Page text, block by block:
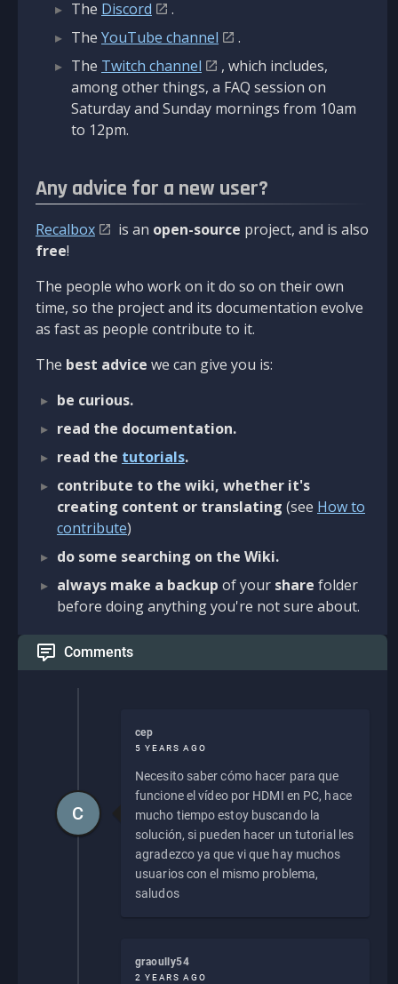
The Discord
.
The YouTube channel
.
The Twitch channel
, which includes,
among other things, a FAQ session on
Saturday and Sunday mornings from 10am
to 12pm.
Any advice for a new user?
Recalbox is an open-source project, and is also
free!
The people who work on it do so on their own
time, so the project and its documentation evolve
as fast as people contribute to it.
The best advice we can give you is:
be curious.
read the documentation.
read the tutorials.
contribute to the wiki, whether it's
creating content or translating (see How to
contribute)
do some searching on the Wiki.
always make a backup of your share folder
before doing anything you're not sure about.
Comments
cep
5 YEARS AGO
Necesito saber cómo hacer para que
funcione el vídeo por HDMI en PC, hace
mucho tiempo estoy buscando la
solución, si pueden hacer un tutorial les
agradezco ya que vi que hay muchos
usuarios con el mismo problema,
saludos
C
graoully54
2 YEARS AGO